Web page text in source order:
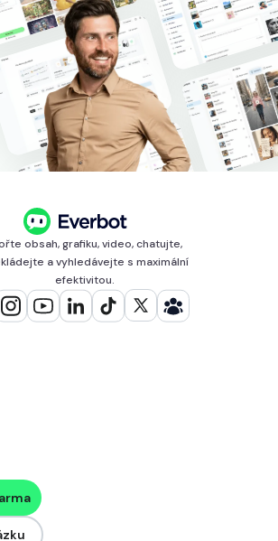
obsah, grafiku, video, chatujte,
a vyhledávejte s maximální
efektivitou.